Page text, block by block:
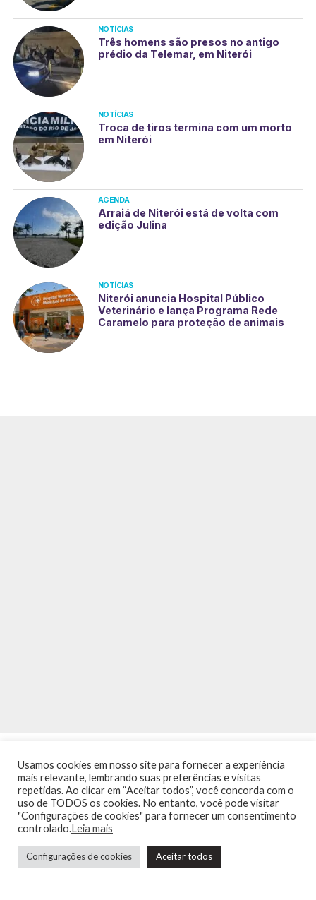
NOTÍCIAS
Três homens são presos no antigo
prédio da Telemar, em Niterói
NOTÍCIAS
Troca de tiros termina com um morto
em Niterói
AGENDA
Arraiá de Niterói está de volta com
edição Julina
NOTÍCIAS
Niterói anuncia Hospital Público
Veterinário e lança Programa Rede
Caramelo para proteção de animais
INÍCIO NOTÍCIAS AGENDA
TERMOS DE USO / POLÍTICA DE PRIVACIDADE
Usamos cookies em nosso site para fornecer a experiência
mais relevante, lembrando suas preferências e visitas
repetidas. Ao clicar em “Aceitar todos”, você concorda com o
uso de TODOS os cookies. No entanto, você pode visitar
"Configurações de cookies" para fornecer um consentimento
controlado.Leia mais
Configurações de cookies Aceitar todos